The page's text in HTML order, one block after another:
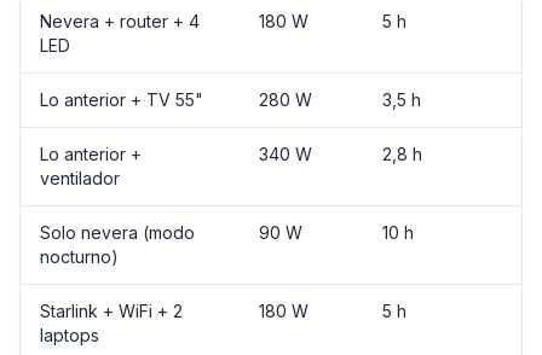
Nevera + router + 4
LED
180 W 5 h
Lo anterior + TV 55" 280 W 3,5 h
Lo anterior +
ventilador
340 W 2,8 h
Solo nevera (modo
nocturno)
90 W 10 h
Starlink + WiFi + 2
laptops
180 W 5 h